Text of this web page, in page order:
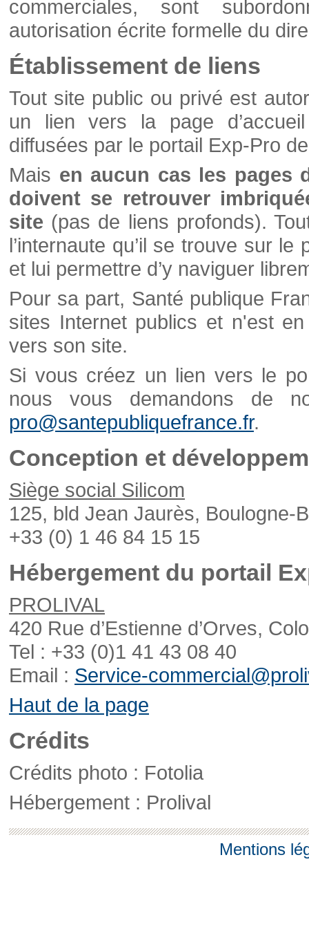
commerciales, sont
autorisation écrite formelle du
Établissement de liens
Tout site public ou privé est
un lien vers la page
diffusées par le portail Exp-Pro
Mais en aucun cas les pages
doivent se retrouver
site (pas de liens profonds).
l’internaute qu’il se trouve sur
et lui permettre d’y naviguer
Pour sa part, Santé publique
sites Internet publics et n'est
vers son site.
Si vous créez un lien vers le
nous vous demandons de
pro@santepubliquefrance.fr.
Conception et
Siège social Silicom
125, bld Jean Jaurès, Boulogne-
+33 (0) 1 46 84 15 15
Hébergement du portail
PROLIVAL
420 Rue d’Estienne d’Orves,
Tel : +33 (0)1 41 43 08 40
Email : Service-
Haut de la page
Crédits
Crédits photo : Fotolia
Hébergement : Prolival
Mentions